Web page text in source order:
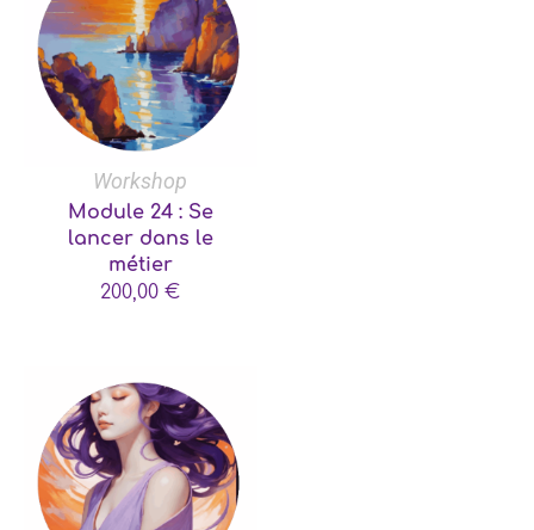
Workshop
Module 24 : Se
lancer dans le
métier
200,00€